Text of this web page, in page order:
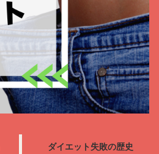
ダイエット失敗の歴史